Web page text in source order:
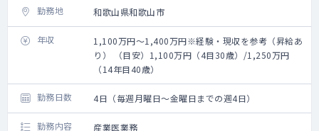
勤務地 和歌山県和歌山市
年収
1,100万円～1,400万円※経験・現収を参考（昇給あ
り） （目安）1,100万円（4目30歳）/1,250万円
（14年目40歳）
勤務日数 4日（毎週月曜日～金曜日までの週4日）
勤務内容 産業医業務